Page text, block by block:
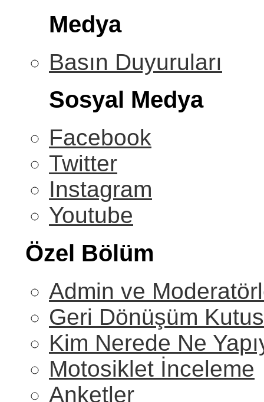
Medya
Basın Duyuruları
Sosyal Medya
Facebook
Twitter
Instagram
Youtube
Özel Bölüm
Admin ve
Geri Dönüşüm
Kim Nerede Ne
Motosiklet İnceleme
Anketler